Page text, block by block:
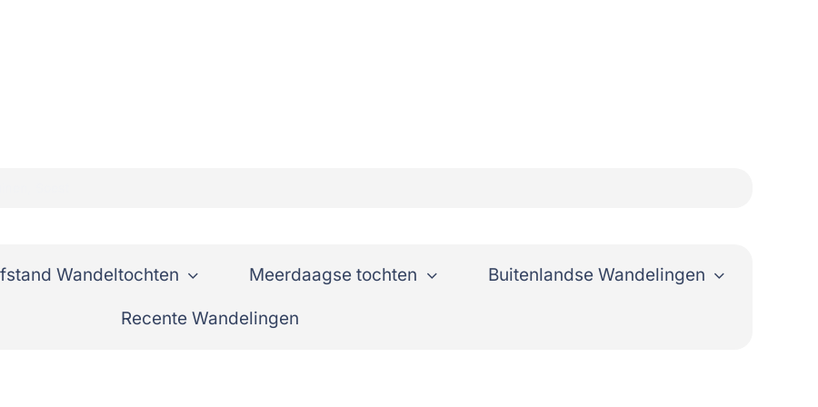
Wandeltochten Meerdaagse tochten Buitenlandse Wandelingen
Recente Wandelingen